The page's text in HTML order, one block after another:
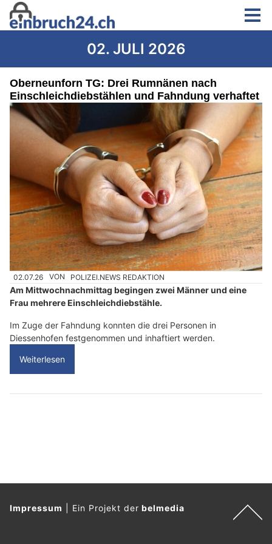
02. JULI 2026
Oberneunforn TG: Drei Rumnänen nach
Einschleichdiebstählen und Fahndung verhaftet
02.07.26 VON POLIZEI.NEWS REDAKTION
Am Mittwochnachmittag begingen zwei Männer und eine
Frau mehrere Einschleichdiebstähle.
Im Zuge der Fahndung konnten die drei Personen in
Diessenhofen festgenommen und inhaftiert werden.
Weiterlesen
Impressum Ein Projekt derbelmedia